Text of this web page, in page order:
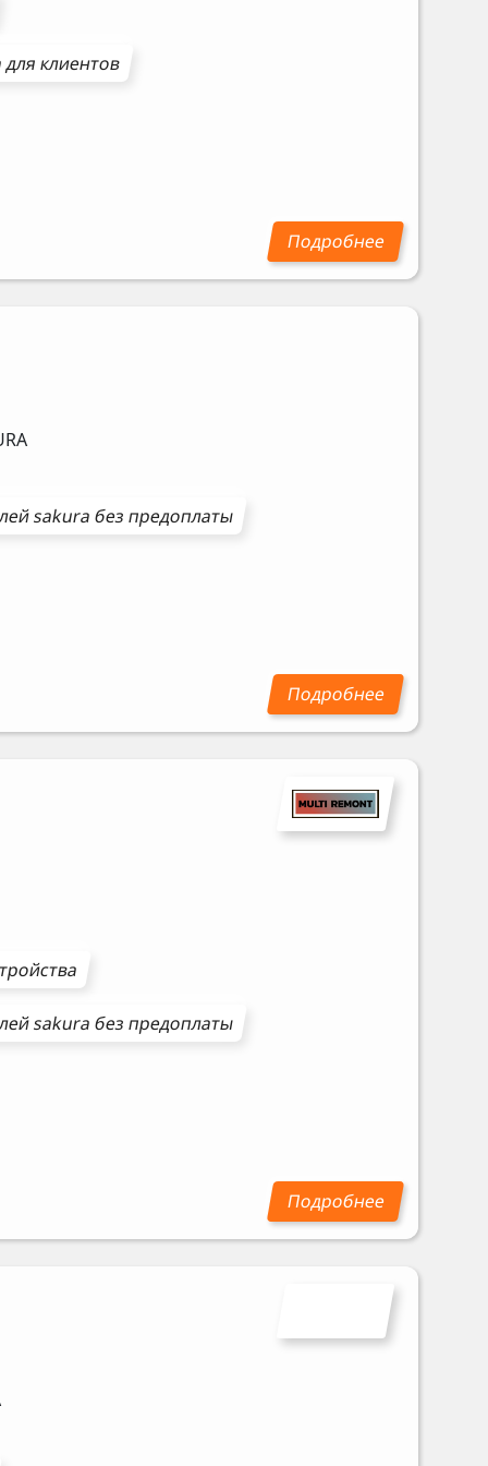
клиентов
sakuraбез предоплаты
sakuraбез предоплаты